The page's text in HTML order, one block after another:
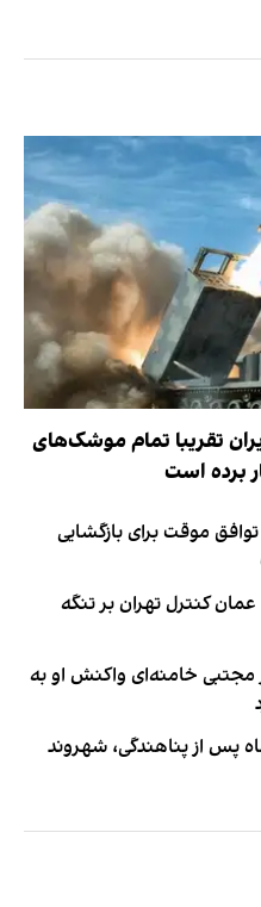
تقریبا تمام موشک‌های
برده است
موقت برای بازگشایی
کنترل تهران بر تنگه
خامنه‌ای واکنش او به
زن ایرانی ۵ ماه پس از پناهندگی، شهروند